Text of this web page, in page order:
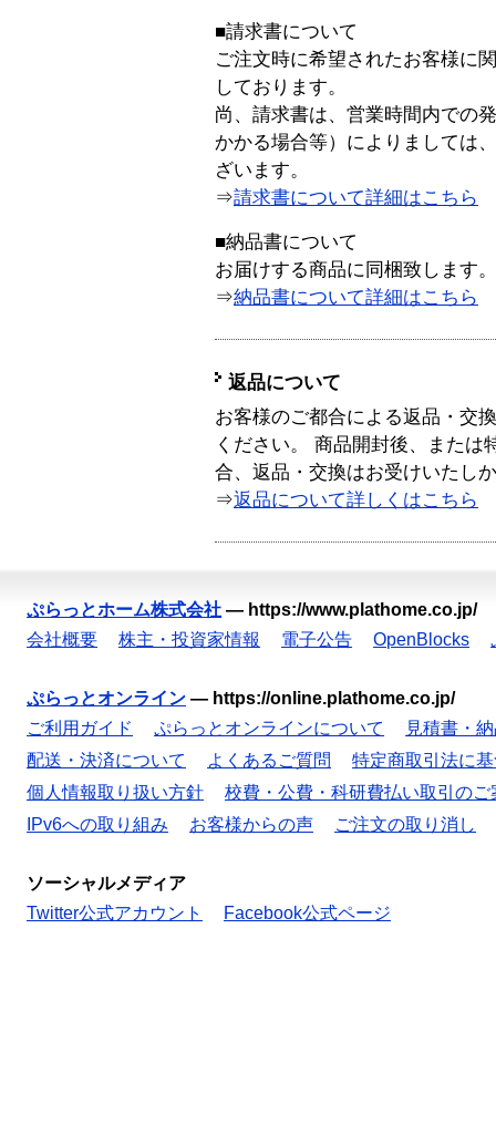
■請求書について
ご注文時に希望されたお客様に
しております。
尚、請求書は、営業時間内での
かかる場合等）によりましては
ざいます。
⇒請求書について詳細はこちら
■納品書について
お届けする商品に同梱致します。
⇒納品書について詳細はこちら
返品について
お客様のご都合による返品・交
ください。 商品開封後、または
合、返品・交換はお受けいたし
⇒返品について詳しくはこちら
ぷらっとホーム株式会社 — https://www.plathome.co.jp/
会社概要
株主・投資家情報 電子公告 OpenBlocks
ぷらっとオンライン — https://online.plathome.co.jp/
ご利用ガイド
ぷらっとオンラインについて
見積書・
配送・決済について
よくあるご質問
特定商取引法に
個人情報取り扱い方針
校費・公費・科研費払い取引のご
IPv6への取り組み
お客様からの声 ご注文の取り消し
ソーシャルメディア
Twitter公式アカウント
Facebook公式ページ